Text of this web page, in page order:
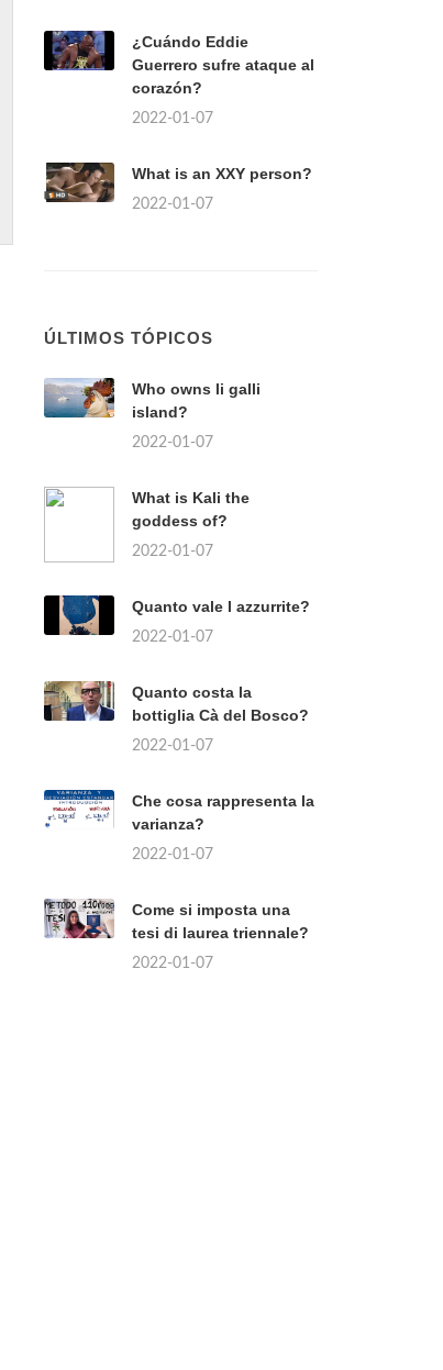
¿Cuándo Eddie
Guerrero sufre ataque al
corazón?
2022-01-07
What is an XXY person?
2022-01-07
ÚLTIMOS TÓPICOS
Who owns li galli
island?
2022-01-07
What is Kali the
goddess of?
2022-01-07
Quanto vale l azzurrite?
2022-01-07
Quanto costa la
bottiglia Cà del Bosco?
2022-01-07
Che cosa rappresenta la
varianza?
2022-01-07
Come si imposta una
tesi di laurea triennale?
2022-01-07